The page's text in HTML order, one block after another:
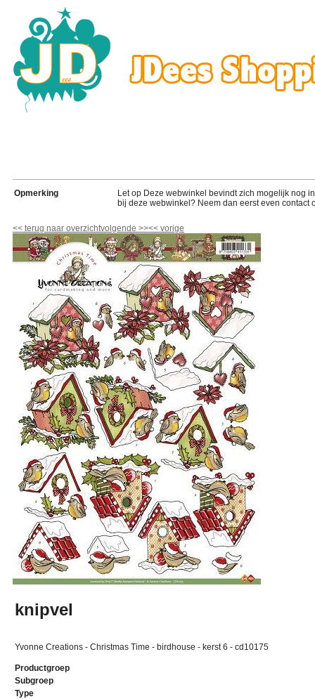
Opmerking
Let op Deze webwinkel bevindt zich mogelijk nog
bij deze webwinkel? Neem dan eerst even contact
<< terug naar overzichtvolgende >><< vorige
knipvel
Yvonne Creations - Christmas Time - birdhouse - kerst 6 - cd10175
Productgroep
Subgroep
Type